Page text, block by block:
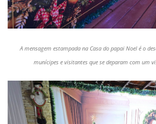
A mensagem estampada na Casa do papai Noel é o
munícipes e visitantes que se deparam com um